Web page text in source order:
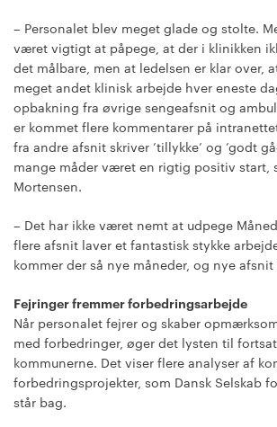
– Personalet blev meget glade og stolte.
været vigtigt at påpege, at der i klinikken
det målbare, men at ledelsen er klar over,
meget andet klinisk arbejde hver eneste
opbakning fra øvrige sengeafsnit og
er kommet flere kommentarer på
fra andre afsnit skriver ’tillykke’ og ’godt
mange måder været en rigtig positiv start,
Mortensen.
– Det har ikke været nemt at udpege
flere afsnit laver et fantastisk stykke
kommer der så nye måneder, og nye afsnit
Fejringer fremmer forbedringsarbejde
Når personalet fejrer og skaber
med forbedringer, øger det lysten til
kommunerne. Det viser flere analyser af
forbedringsprojekter, som Dansk Selskab
står bag.